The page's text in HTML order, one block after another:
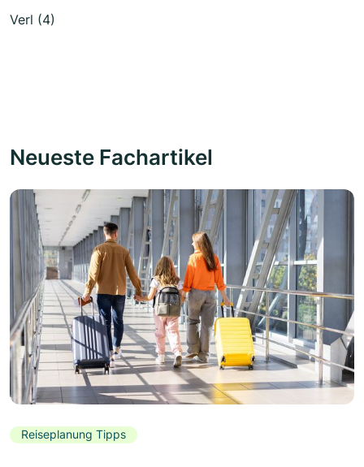
Verl (4)
Neueste Fachartikel
Reiseplanung Tipps